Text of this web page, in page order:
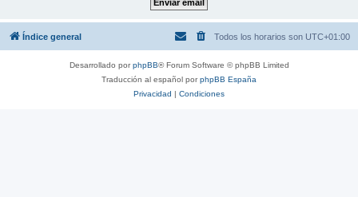
Índice general Todos los horarios son UTC+01:00
Desarrollado porphpBB® Forum Software © phpBB Limited
Traducción al español porphpBB España
Privacidad | Condiciones